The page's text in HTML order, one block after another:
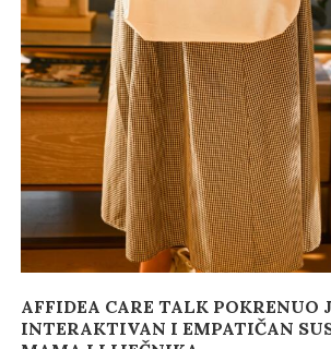
AFFIDEA CARE TALK POKRENUO
INTERAKTIVAN I EMPATIČAN